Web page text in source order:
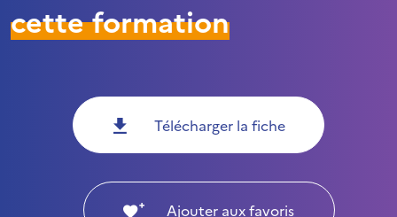
cette formation
Télécharger la fiche
Ajouter aux favoris